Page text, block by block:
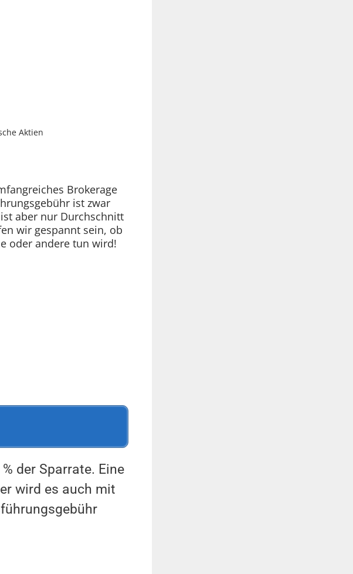
Aktien
Brokerage
ist zwar
aber nur Durchschnitt
wir gespannt sein, ob
oder andere tun wird!
der Sparrate. Eine
wird es auch mit